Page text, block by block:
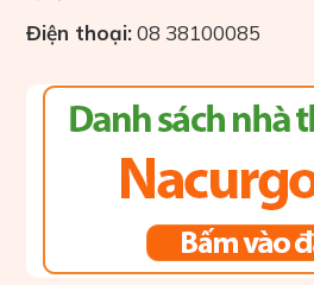
Điện thoại: 08 38100085